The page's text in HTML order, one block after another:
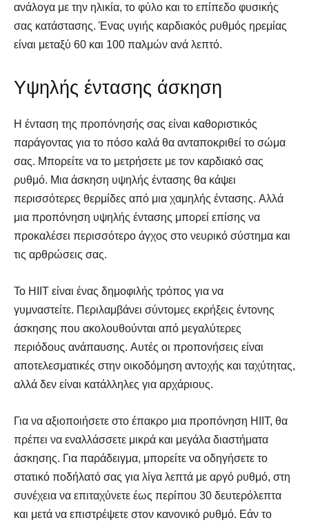
ανάλογα με την ηλικία, το φύλο και το επίπεδο φυσικής
σας κατάστασης. Ένας υγιής καρδιακός ρυθμός ηρεμίας
είναι μεταξύ 60 και 100 παλμών ανά λεπτό.
Υψηλής έντασης άσκηση
Η ένταση της προπόνησής σας είναι καθοριστικός
παράγοντας για το πόσο καλά θα ανταποκριθεί το σώμα
σας. Μπορείτε να το μετρήσετε με τον καρδιακό σας
ρυθμό. Μια άσκηση υψηλής έντασης θα κάψει
περισσότερες θερμίδες από μια χαμηλής έντασης. Αλλά
μια προπόνηση υψηλής έντασης μπορεί επίσης να
προκαλέσει περισσότερο άγχος στο νευρικό σύστημα και
τις αρθρώσεις σας.
Το HIIT είναι ένας δημοφιλής τρόπος για να
γυμναστείτε. Περιλαμβάνει σύντομες εκρήξεις έντονης
άσκησης που ακολουθούνται από μεγαλύτερες
περιόδους ανάπαυσης. Αυτές οι προπονήσεις είναι
αποτελεσματικές στην οικοδόμηση αντοχής και ταχύτητας,
αλλά δεν είναι κατάλληλες για αρχάριους.
Για να αξιοποιήσετε στο έπακρο μια προπόνηση HIIT, θα
πρέπει να εναλλάσσετε μικρά και μεγάλα διαστήματα
άσκησης. Για παράδειγμα, μπορείτε να οδηγήσετε το
στατικό ποδήλατό σας για λίγα λεπτά με αργό ρυθμό, στη
συνέχεια να επιταχύνετε έως περίπου 30 δευτερόλεπτα
και μετά να επιστρέψετε στον κανονικό ρυθμό. Εάν το